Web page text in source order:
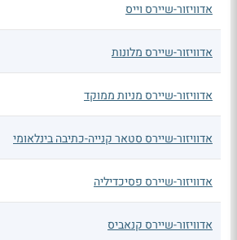
אדוויזור-שיירס וייס
אדוויזור-שיירס מלונות
אדוויזור-שיירס מניות ממוקד
אדוויזור-שיירס סטאר קנייה-כתיבה בינלאומי
אדוויזור-שיירס פסיכדיליה
אדוויזור-שיירס קנאביס